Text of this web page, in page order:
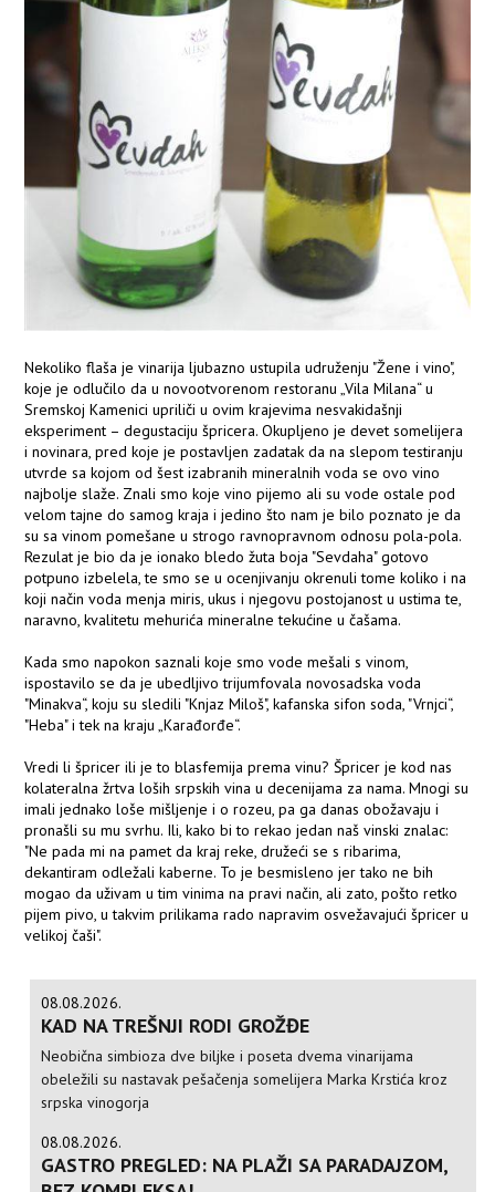
Nekoliko flaša je vinarija ljubazno ustupila udruženju "Žene i vino",
koje je odlučilo da u novootvorenom restoranu „Vila Milana“ u
Sremskoj Kamenici upriliči u ovim krajevima nesvakidašnji
eksperiment – degustaciju špricera. Okupljeno je devet somelijera
i novinara, pred koje je postavljen zadatak da na slepom testiranju
utvrde sa kojom od šest izabranih mineralnih voda se ovo vino
najbolje slaže. Znali smo koje vino pijemo ali su vode ostale pod
velom tajne do samog kraja i jedino što nam je bilo poznato je da
su sa vinom pomešane u strogo ravnopravnom odnosu pola-pola.
Rezulat je bio da je ionako bledo žuta boja "Sevdaha" gotovo
potpuno izbelela, te smo se u ocenjivanju okrenuli tome koliko i na
koji način voda menja miris, ukus i njegovu postojanost u ustima te,
naravno, kvalitetu mehurića mineralne tekućine u čašama.
Kada smo napokon saznali koje smo vode mešali s vinom,
ispostavilo se da je ubedljivo trijumfovala novosadska voda
"Minakva“, koju su sledili "Knjaz Miloš", kafanska sifon soda, "Vrnjci“,
"Heba" i tek na kraju „Karađorđe“.
Vredi li špricer ili je to blasfemija prema vinu? Špricer je kod nas
kolateralna žrtva loših srpskih vina u decenijama za nama. Mnogi su
imali jednako loše mišljenje i o rozeu, pa ga danas obožavaju i
pronašli su mu svrhu. Ili, kako bi to rekao jedan naš vinski znalac:
"Ne pada mi na pamet da kraj reke, družeći se s ribarima,
dekantiram odležali kaberne. To je besmisleno jer tako ne bih
mogao da uživam u tim vinima na pravi način, ali zato, pošto retko
pijem pivo, u takvim prilikama rado napravim osvežavajući špricer u
velikoj čaši".
08.08.2026.
KAD NA TREŠNJI RODI GROŽĐE
Neobična simbioza dve biljke i poseta dvema vinarijama
obeležili su nastavak pešačenja somelijera Marka Krstića kroz
srpska vinogorja
08.08.2026.
GASTRO PREGLED: NA PLAŽI SA PARADAJZOM,